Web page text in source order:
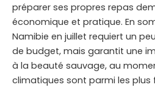
préparer ses propres repas
économique et pratique. En
Namibie en juillet requiert un
de budget, mais garantit une
à la beauté sauvage, au
climatiques sont parmi les plus